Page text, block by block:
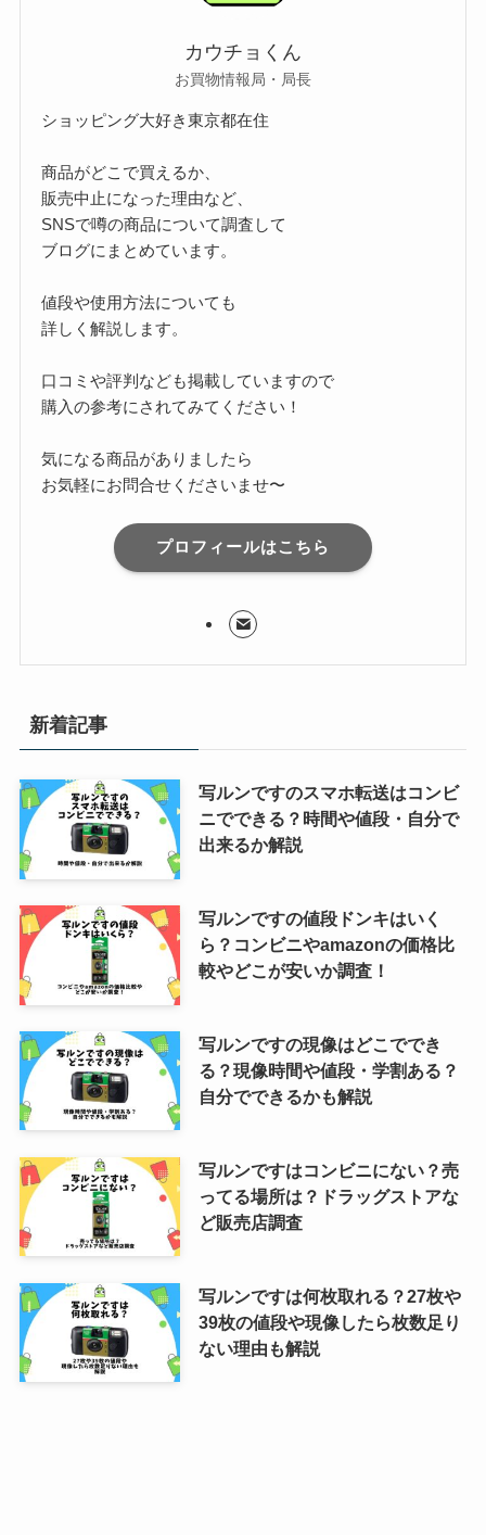
カウチョくん
お買物情報局・局長
ショッピング大好き東京都在住
商品がどこで買えるか、
販売中止になった理由など、
SNSで噂の商品について調査して
ブログにまとめています。
値段や使用方法についても
詳しく解説します。
口コミや評判なども掲載していますので
購入の参考にされてみてください！
気になる商品がありましたら
お気軽にお問合せくださいませ〜
プロフィールはこちら
新着記事
写ルンですのスマホ転送はコンビ
ニでできる？時間や値段・自分で
出来るか解説
写ルンですの値段ドンキはいく
ら？コンビニやamazonの価格比
較やどこが安いか調査！
写ルンですの現像はどこででき
る？現像時間や値段・学割ある？
自分でできるかも解説
写ルンですはコンビニにない？売
ってる場所は？ドラッグストアな
ど販売店調査
写ルンですは何枚取れる？27枚や
39枚の値段や現像したら枚数足り
ない理由も解説